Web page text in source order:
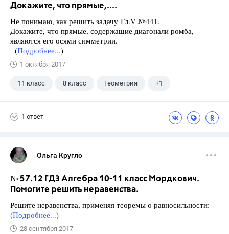
Докажите, что прямые,....
Не понимаю, как решить задачу Гл.V №441.
Докажите, что прямые, содержащие диагонали ромба,
являются его осями симметрии.
(Подробнее...)
1 октября 2017
11 класс 8 класс Геометрия +1
1 ответ
Ольга Кругло
№ 57.12 ГДЗ Алгебра 10-11 класс Мордкович.
Помогите решить неравенства.
Решите неравенства, применяя теоремы о равносильности:
(Подробнее...)
28 сентября 2017